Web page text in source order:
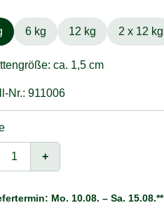
6 kg 12 kg 2 x 12 kg
ca. 1,5 cm
Nr.: 911006
+
Mo. 10.08. – Sa. 15.08.**